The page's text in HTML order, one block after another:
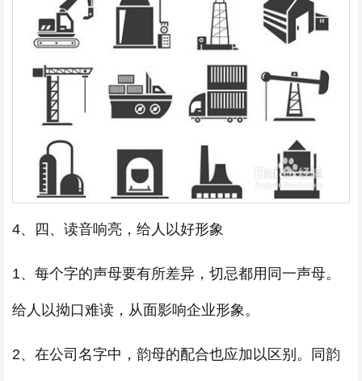
4、四、读音响亮，给人以好形象
1、每个字的声母要有所差异，切忌都用同一声母。
给人以拗口难读，从面影响企业形象。
2、在公司名字中，韵母的配合也应加以区别。同韵